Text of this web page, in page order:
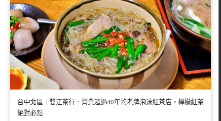
台中北區︱雙江茶行．營業超過40年的老牌泡沫紅茶店，檸檬紅茶
絕對必點